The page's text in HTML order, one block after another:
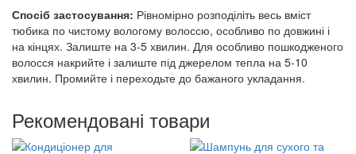
Спосіб застосування: Рівномірно розподіліть весь вміст
тюбика по чистому вологому волоссю, особливо по довжині і
на кінцях. Залиште на 3-5 хвилин. Для особливо пошкодженого
волосся накрийте і залиште під джерелом тепла на 5-10
хвилин. Промийте і переходьте до бажаного укладання.
Рекомендовані товари